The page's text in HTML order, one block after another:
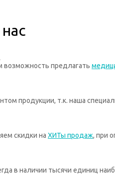
возможность предлагать
продукции, т.к. наша
скидки на ХИТы продаж, при
в наличии тысячи единиц